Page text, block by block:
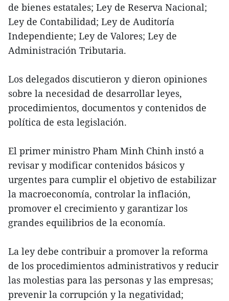
de bienes estatales; Ley de Reserva Nacional;
Ley de Contabilidad; Ley de Auditoría
Independiente; Ley de Valores; Ley de
Administración Tributaria.
Los delegados discutieron y dieron opiniones
sobre la necesidad de desarrollar leyes,
procedimientos, documentos y contenidos de
política de esta legislación.
El primer ministro Pham Minh Chinh instó a
revisar y modificar contenidos básicos y
urgentes para cumplir el objetivo de estabilizar
la macroeconomía, controlar la inflación,
promover el crecimiento y garantizar los
grandes equilibrios de la economía.
La ley debe contribuir a promover la reforma
de los procedimientos administrativos y reducir
las molestias para las personas y las empresas;
prevenir la corrupción y la negatividad;